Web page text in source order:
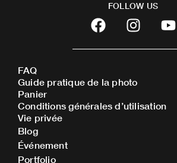
FOLLOW US
F
a
c
b
o
o
I
n
s
a
g
r
Y
o
u
FAQ
Guide pratique de la photo
Panier
Conditions générales d’utilisation
Vie privée
Blog
Événement
Portfolio